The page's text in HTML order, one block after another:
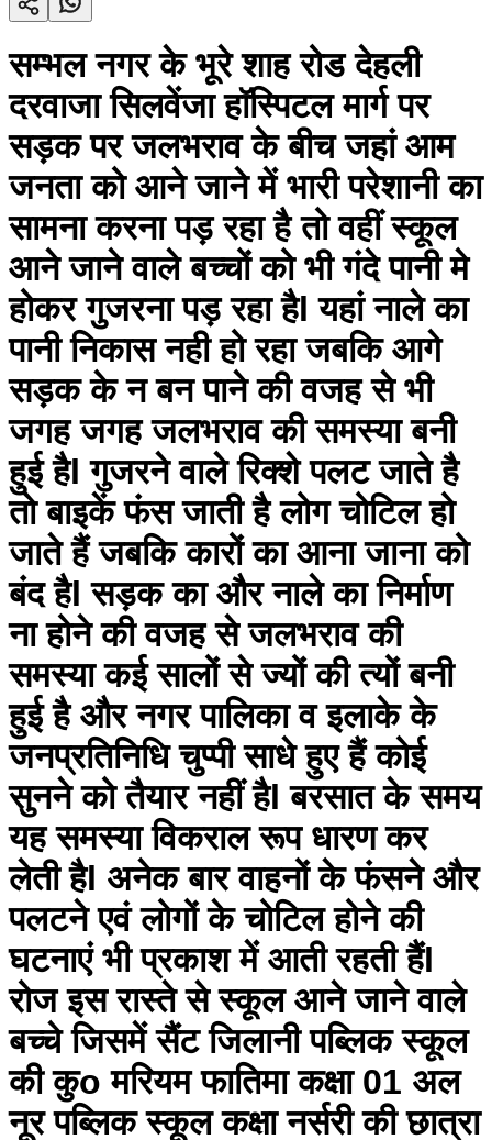
सम्भल नगर के भूरे शाह रोड देहली
दरवाजा सिलवेंजा हॉस्पिटल मार्ग पर
सड़क पर जलभराव के बीच जहां आम
जनता को आने जाने में भारी परेशानी का
सामना करना पड़ रहा है तो वहीं स्कूल
आने जाने वाले बच्चों को भी गंदे पानी मे
होकर गुजरना पड़ रहा हैl यहां नाले का
पानी निकास नही हो रहा जबकि आगे
सड़क के न बन पाने की वजह से भी
जगह जगह जलभराव की समस्या बनी
हुई हैl गुजरने वाले रिक्शे पलट जाते है
तो बाइकें फंस जाती है लोग चोटिल हो
जाते हैं जबकि कारों का आना जाना को
बंद हैl सड़क का और नाले का निर्माण
ना होने की वजह से जलभराव की
समस्या कई सालों से ज्यों की त्यों बनी
हुई है और नगर पालिका व इलाके के
जनप्रतिनिधि चुप्पी साधे हुए हैं कोई
सुनने को तैयार नहीं हैl बरसात के समय
यह समस्या विकराल रूप धारण कर
लेती हैl अनेक बार वाहनों के फंसने और
पलटने एवं लोगों के चोटिल होने की
घटनाएं भी प्रकाश में आती रहती हैंl
रोज इस रास्ते से स्कूल आने जाने वाले
बच्चे जिसमें सैंट जिलानी पब्लिक स्कूल
की कुo मरियम फातिमा कक्षा 01 अल
नूर पब्लिक स्कूल कक्षा नर्सरी की छात्रा